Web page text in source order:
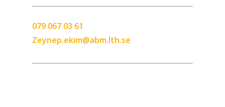
079 067 03 61
Zeynep.ekim@abm.lth.se